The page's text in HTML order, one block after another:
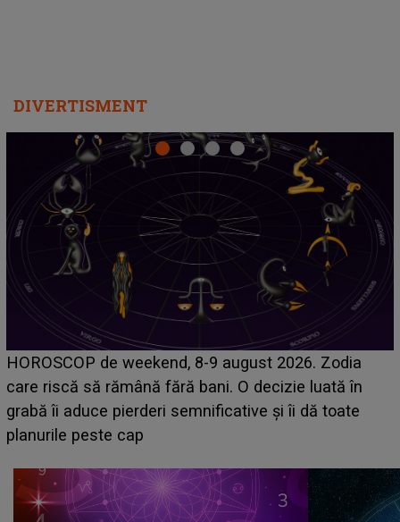
DIVERTISMENT
Emanuel a ținut ACEST DETALIU ASCUNS până
acum! În fața Alexandrei, concurentul din Casa Iubirii
face o MĂRTURISIRE NEAȘTEPTATĂ despre mama
sa: "I-am spus și ei în față, eu nu te iubesc pentru